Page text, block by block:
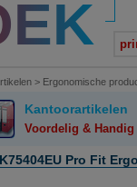
> Ergonomische
Kantoorartikelen
Voordelig & Handig
Pro Fit